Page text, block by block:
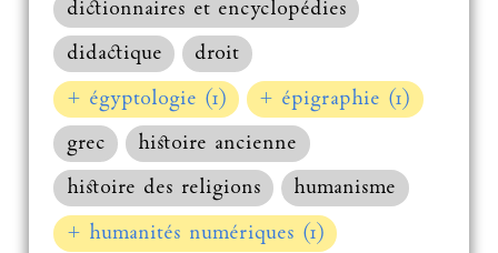
dictionnaires et encyclopédies
didactique
droit
+ égyptologie (1)
+ épigraphie (1)
grec
histoire ancienne
histoire des religions
humanisme
+ humanités numériques (1)